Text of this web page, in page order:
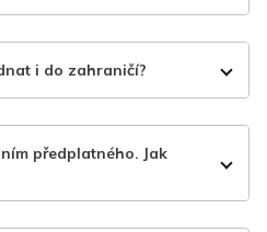
i do zahraničí?
předplatného. Jak